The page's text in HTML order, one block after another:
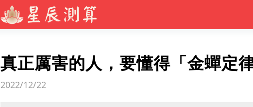
真正厲害的人，要懂得「金蟬定
2022/12/22